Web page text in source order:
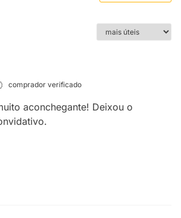
comprador verificado
aconchegante! Deixou o